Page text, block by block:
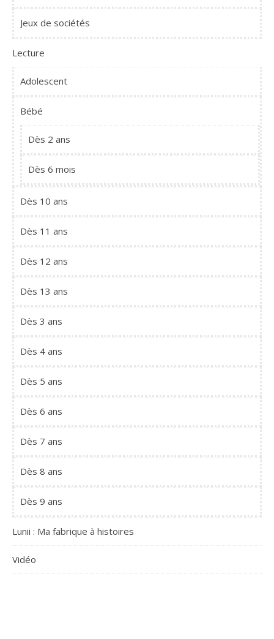
Jeux de sociétés
Lecture
Adolescent
Bébé
Dès 2 ans
Dès 6 mois
Dès 10 ans
Dès 11 ans
Dès 12 ans
Dès 13 ans
Dès 3 ans
Dès 4 ans
Dès 5 ans
Dès 6 ans
Dès 7 ans
Dès 8 ans
Dès 9 ans
Lunii : Ma fabrique à histoires
Vidéo